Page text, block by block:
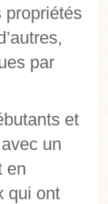
par
et
un
en
qui ont